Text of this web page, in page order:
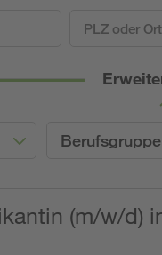
Berufsgruppe
(m/w/d)